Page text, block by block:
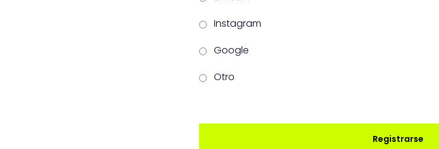
Instagram
Google
Otro